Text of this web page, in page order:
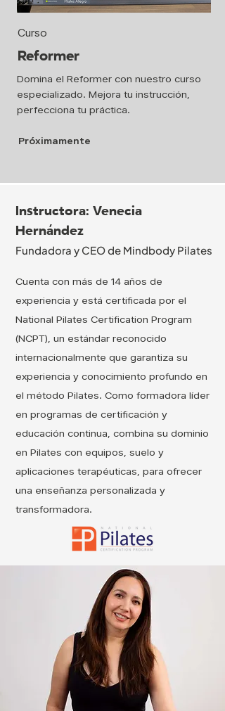
Curso
Reformer
Domina el Reformer con nuestro curso
especializado. Mejora tu instrucción,
perfecciona tu práctica.
Próximamente
Instructora: Venecia
Hernández
Fundadora y CEO de Mindbody Pilates
Cuenta con más de 14 años de
experiencia y está certificada por el
National Pilates Certification Program
(NCPT), un estándar reconocido
internacionalmente que garantiza su
experiencia y conocimiento profundo en
el método Pilates. Como formadora líder
en programas de certificación y
educación continua, combina su dominio
en Pilates con equipos, suelo y
aplicaciones terapéuticas, para ofrecer
una enseñanza personalizada y
transformadora.